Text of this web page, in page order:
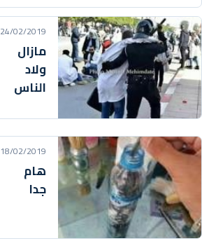
24/02/2019
مازال
ولاد
الناس
18/02/2019
هام
جدا